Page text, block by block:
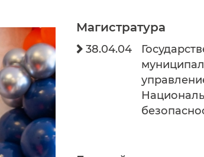
Магистратура
38.04.04